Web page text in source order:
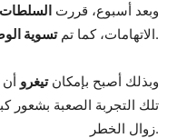
وبعد أسبوع، قررت السلطات
الاتهامات، كما تمتسوية .
وبذلك أصبح بإمكانتيغرو أن
زوال الخطر.